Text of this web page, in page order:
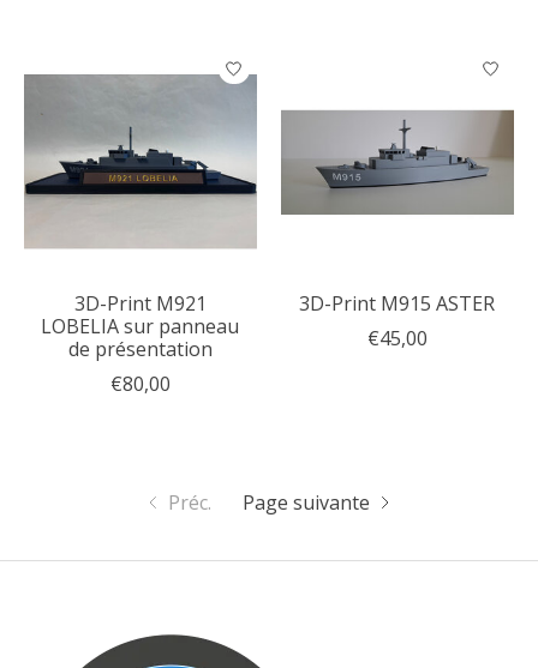
3D-Print M921
LOBELIA sur panneau
de présentation
€80,00
3D-Print M915 ASTER
€45,00
Préc. Page suivante